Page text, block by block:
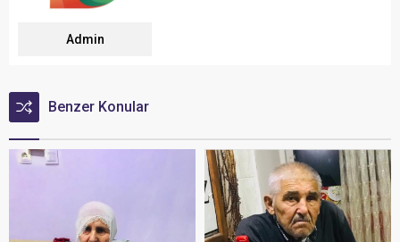
Admin
Benzer Konular